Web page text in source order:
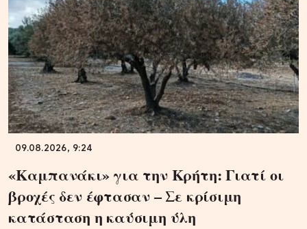
09.08.2026, 9:24
«Καμπανάκι» για την Κρήτη: Γιατί οι
βροχές δεν έφτασαν – Σε κρίσιμη
κατάσταση η καύσιμη ύλη